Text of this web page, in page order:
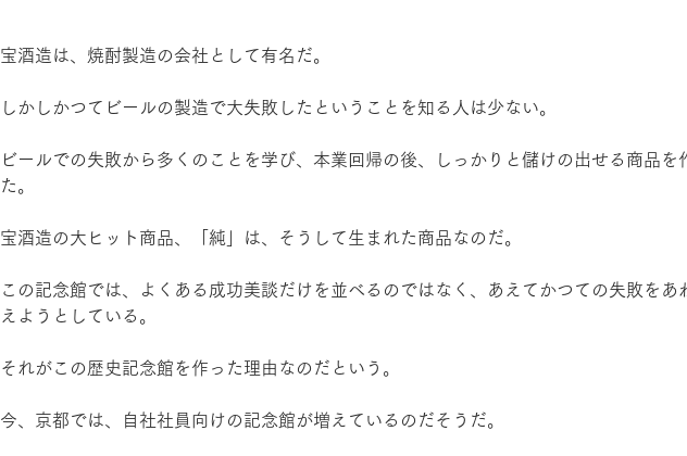
宝酒造は、焼酎製造の会社として有名だ。
しかしかつてビールの製造で大失敗したということを知る人は少ない。
ビールでの失敗から多くのことを学び、本業回帰の後、しっかりと儲けの出せる商品を
た。
宝酒造の大ヒット商品、「純」は、そうして生まれた商品なのだ。
この記念館では、よくある成功美談だけを並べるのではなく、あえてかつての失敗をあ
えようとしている。
それがこの歴史記念館を作った理由なのだという。
今、京都では、自社社員向けの記念館が増えているのだそうだ。